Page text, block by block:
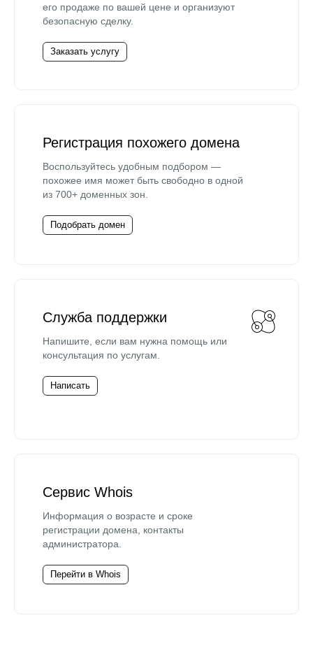
его продаже по вашей цене и организуют
безопасную сделку.
Заказать услугу
Регистрация похожего домена
Воспользуйтесь удобным подбором —
похожее имя может быть свободно в одной
из 700+ доменных зон.
Подобрать домен
Служба поддержки
Напишите, если вам нужна помощь или
консультация по услугам.
Написать
Сервис Whois
Информация о возрасте и сроке
регистрации домена, контакты
администратора.
Перейти в Whois